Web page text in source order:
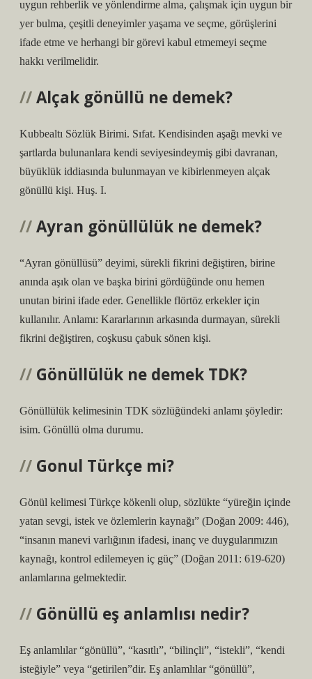
uygun rehberlik ve yönlendirme alma, çalışmak için uygun bir
yer bulma, çeşitli deneyimler yaşama ve seçme, görüşlerini
ifade etme ve herhangi bir görevi kabul etmemeyi seçme
hakkı verilmelidir.
Alçak gönüllü ne demek?
Kubbealtı Sözlük Birimi. Sıfat. Kendisinden aşağı mevki ve
şartlarda bulunanlara kendi seviyesindeymiş gibi davranan,
büyüklük iddiasında bulunmayan ve kibirlenmeyen alçak
gönüllü kişi. Huş. I.
Ayran gönüllülük ne demek?
“Ayran gönüllüsü” deyimi, sürekli fikrini değiştiren, birine
anında aşık olan ve başka birini gördüğünde onu hemen
unutan birini ifade eder. Genellikle flörtöz erkekler için
kullanılır. Anlamı: Kararlarının arkasında durmayan, sürekli
fikrini değiştiren, coşkusu çabuk sönen kişi.
Gönüllülük ne demek TDK?
Gönüllülük kelimesinin TDK sözlüğündeki anlamı şöyledir:
isim. Gönüllü olma durumu.
Gonul Türkçe mi?
Gönül kelimesi Türkçe kökenli olup, sözlükte “yüreğin içinde
yatan sevgi, istek ve özlemlerin kaynağı” (Doğan 2009: 446),
“insanın manevi varlığının ifadesi, inanç ve duygularımızın
kaynağı, kontrol edilemeyen iç güç” (Doğan 2011: 619-620)
anlamlarına gelmektedir.
Gönüllü eş anlamlısı nedir?
Eş anlamlılar “gönüllü”, “kasıtlı”, “bilinçli”, “istekli”, “kendi
isteğiyle” veya “getirilen”dir. Eş anlamlılar “gönüllü”,